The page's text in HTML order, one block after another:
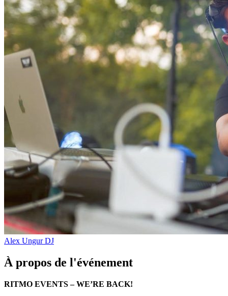
Alex Ungur DJ
À propos de l'événement
RITMO EVENTS – WE’RE BACK!